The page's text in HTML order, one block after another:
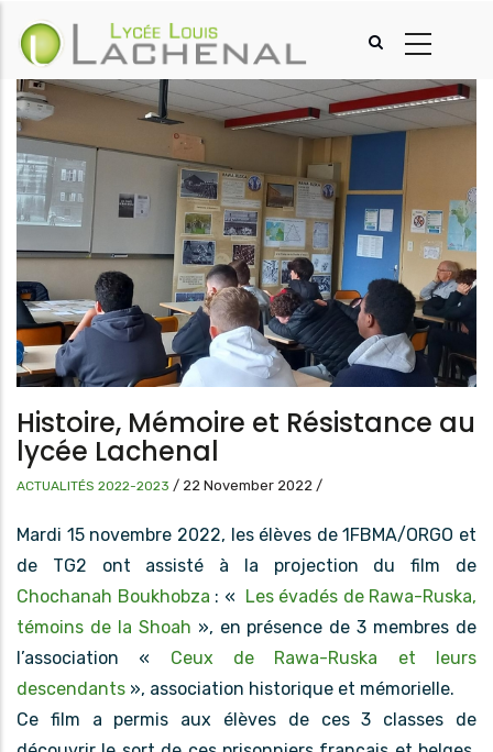
contenu
principal
Histoire, Mémoire et Résistance au
lycée Lachenal
ACTUALITÉS 2022-2023 / 22 November 2022 /
Mardi 15 novembre 2022, les élèves de 1FBMA/ORGO et
de TG2 ont assisté à la projection du film de
Chochanah Boukhobza : « Les évadés de Rawa-Ruska,
témoins de la Shoah », en présence de 3 membres de
l’association « Ceux de Rawa-Ruska et leurs
descendants », association historique et mémorielle.
Ce film a permis aux élèves de ces 3 classes de